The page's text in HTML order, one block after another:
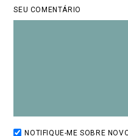
SEU COMENTÁRIO
NOTIFIQUE-ME SOBRE